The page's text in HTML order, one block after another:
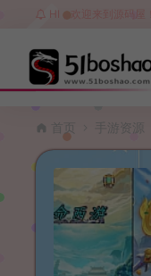
HI，欢迎来到源码屋！
首页 手游资源